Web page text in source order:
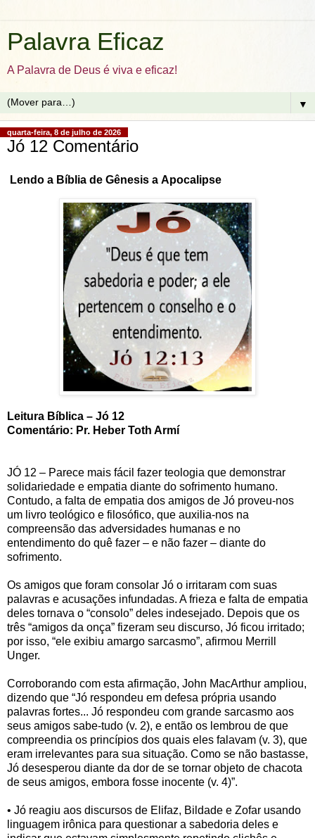
Palavra Eficaz
A Palavra de Deus é viva e eficaz!
▼
quarta-feira, 8 de julho de 2026
Jó 12 Comentário
Lendo a Bíblia de Gênesis a Apocalipse
Leitura Bíblica – Jó 12
Comentário: Pr. Heber Toth Armí
JÓ 12 – Parece mais fácil fazer teologia que demonstrar
solidariedade e empatia diante do sofrimento humano.
Contudo, a falta de empatia dos amigos de Jó proveu-nos
um livro teológico e filosófico, que auxilia-nos na
compreensão das adversidades humanas e no
entendimento do quê fazer – e não fazer – diante do
sofrimento.
Os amigos que foram consolar Jó o irritaram com suas
palavras e acusações infundadas. A frieza e falta de empatia
deles tornava o “consolo” deles indesejado. Depois que os
três “amigos da onça” fizeram seu discurso, Jó ficou irritado;
por isso, “ele exibiu amargo sarcasmo”, afirmou Merrill
Unger.
Corroborando com esta afirmação, John MacArthur ampliou,
dizendo que “Jó respondeu em defesa própria usando
palavras fortes... Jó respondeu com grande sarcasmo aos
seus amigos sabe-tudo (v. 2), e então os lembrou de que
compreendia os princípios dos quais eles falavam (v. 3), que
eram irrelevantes para sua situação. Como se não bastasse,
Jó desesperou diante da dor de se tornar objeto de chacota
de seus amigos, embora fosse inocente (v. 4)”.
• Jó reagiu aos discursos de Elifaz, Bildade e Zofar usando
linguagem irônica para questionar a sabedoria deles e